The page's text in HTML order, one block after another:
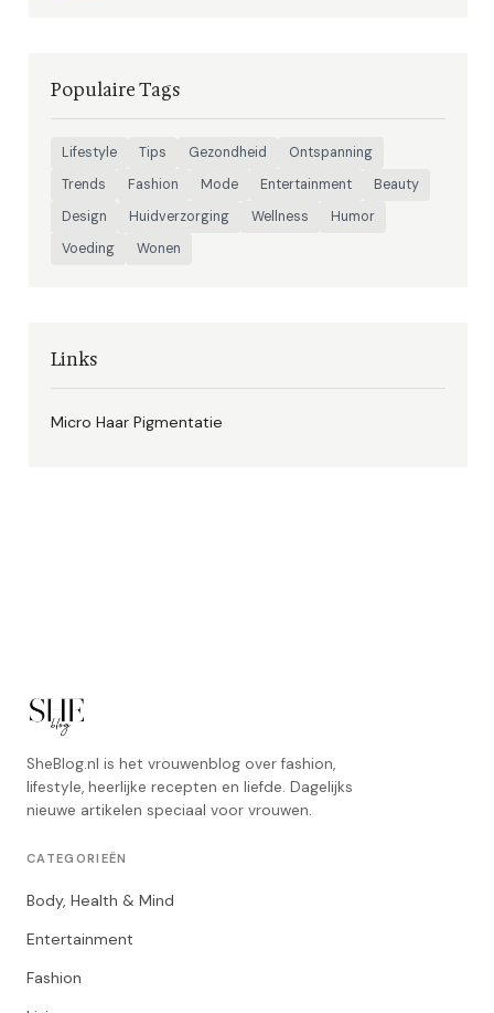
Populaire Tags
Lifestyle Tips Gezondheid
Ontspanning
Trends
Fashion Mode Entertainment
Beauty
Design
Huidverzorging Wellness
Humor
Voeding
Wonen
Links
Micro Haar Pigmentatie
SheBlog.nl is het vrouwenblog over fashion,
lifestyle, heerlijke recepten en liefde. Dagelijks
nieuwe artikelen speciaal voor vrouwen.
CATEGORIEËN
Body, Health & Mind
Entertainment
Fashion